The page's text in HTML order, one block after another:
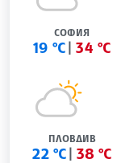
СОФИЯ
19 °C 34 °C
ПЛОВДИВ
22 °C 38 °C